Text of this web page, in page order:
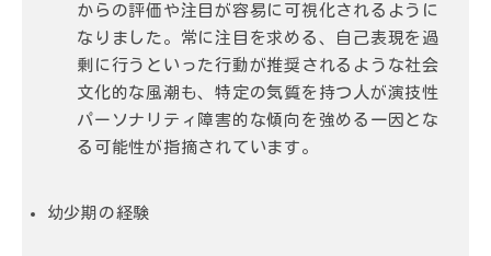
からの評価や注目が容易に可視化されるように
なりました。常に注目を求める、自己表現を過
剰に行うといった行動が推奨されるような社会
文化的な風潮も、特定の気質を持つ人が演技性
パーソナリティ障害的な傾向を強める一因とな
る可能性が指摘されています。
幼少期の経験